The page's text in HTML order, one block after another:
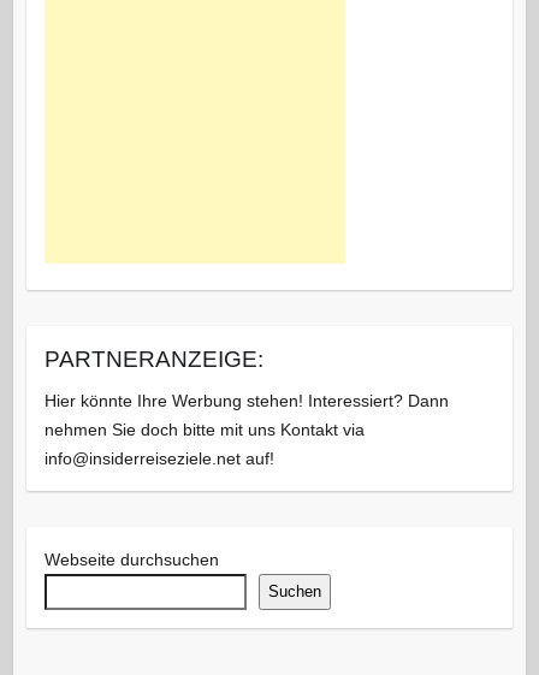
PARTNERANZEIGE:
Hier könnte Ihre Werbung stehen! Interessiert? Dann
nehmen Sie doch bitte mit uns Kontakt via
info@insiderreiseziele.net auf!
Webseite durchsuchen
Suchen